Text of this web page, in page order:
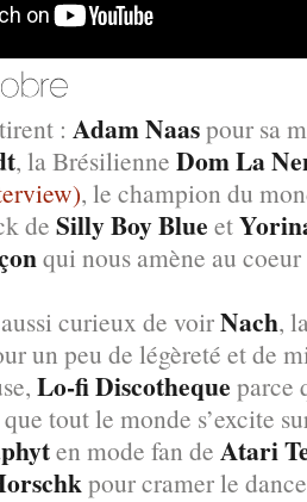
: Adam Naaspour sa
, la Brésilienne Dom La
, le champion du
de Silly Boy Blue et
qui nous amène au
curieux de voirNach,
un peu de légèreté et de
Lo-fi Discotheque parce
tout le monde s’excite
en mode fan de Atari
pour cramer le